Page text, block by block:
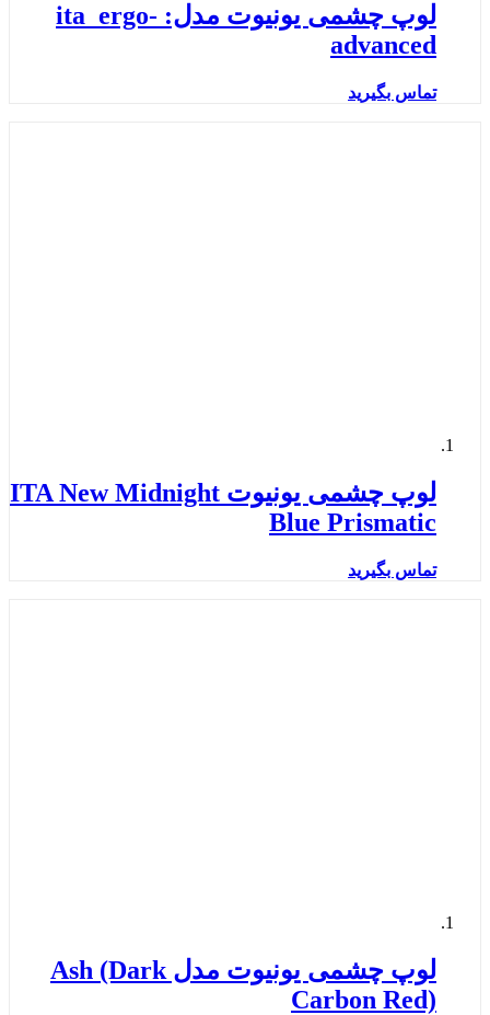
لوپ چشمی یونیوت مدل: ita_ergo-
advanced
تماس بگیرید
لوپ چشمی یونیوت ITA New Midnight
Blue Prismatic
تماس بگیرید
لوپ چشمی یونیوت مدل Ash (Dark
Carbon Red)